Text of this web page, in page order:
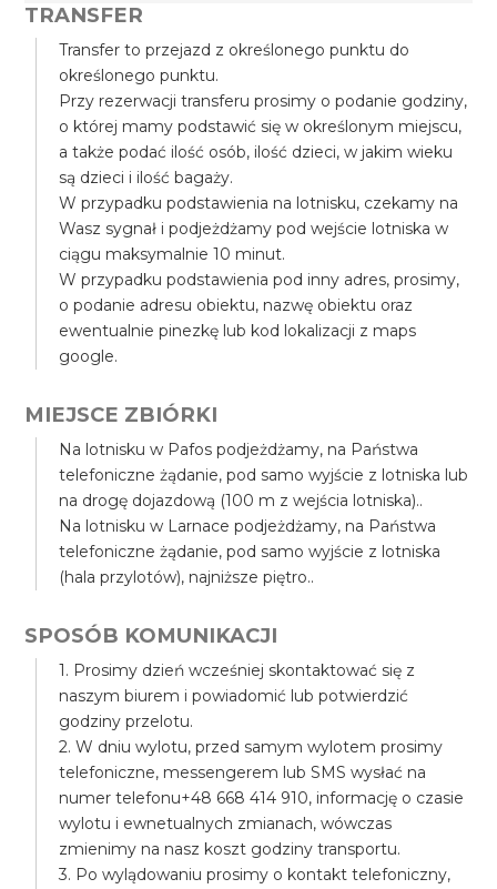
TRANSFER
Transfer to przejazd z określonego punktu do
określonego punktu.
Przy rezerwacji transferu prosimy o podanie godziny,
o której mamy podstawić się w określonym miejscu,
a także podać ilość osób, ilość dzieci, w jakim wieku
są dzieci i ilość bagaży.
W przypadku podstawienia na lotnisku, czekamy na
Wasz sygnał i podjeżdżamy pod wejście lotniska w
ciągu maksymalnie 10 minut.
W przypadku podstawienia pod inny adres, prosimy,
o podanie adresu obiektu, nazwę obiektu oraz
ewentualnie pinezkę lub kod lokalizacji z maps
google.
MIEJSCE ZBIÓRKI
Na lotnisku w Pafos podjeżdżamy, na Państwa
telefoniczne żądanie, pod samo wyjście z lotniska lub
na drogę dojazdową (100 m z wejścia lotniska)..
Na lotnisku w Larnace podjeżdżamy, na Państwa
telefoniczne żądanie, pod samo wyjście z lotniska
(hala przylotów), najniższe piętro..
SPOSÓB KOMUNIKACJI
1. Prosimy dzień wcześniej skontaktować się z
naszym biurem i powiadomić lub potwierdzić
godziny przelotu.
2. W dniu wylotu, przed samym wylotem prosimy
telefoniczne, messengerem lub SMS wysłać na
numer telefonu+48 668 414 910, informację o czasie
wylotu i ewnetualnych zmianach, wówczas
zmienimy na nasz koszt godziny transportu.
3. Po wylądowaniu prosimy o kontakt telefoniczny,